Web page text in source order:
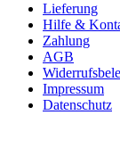
Lieferung
Hilfe &
Zahlung
AGB
Impressum
Datenschutz